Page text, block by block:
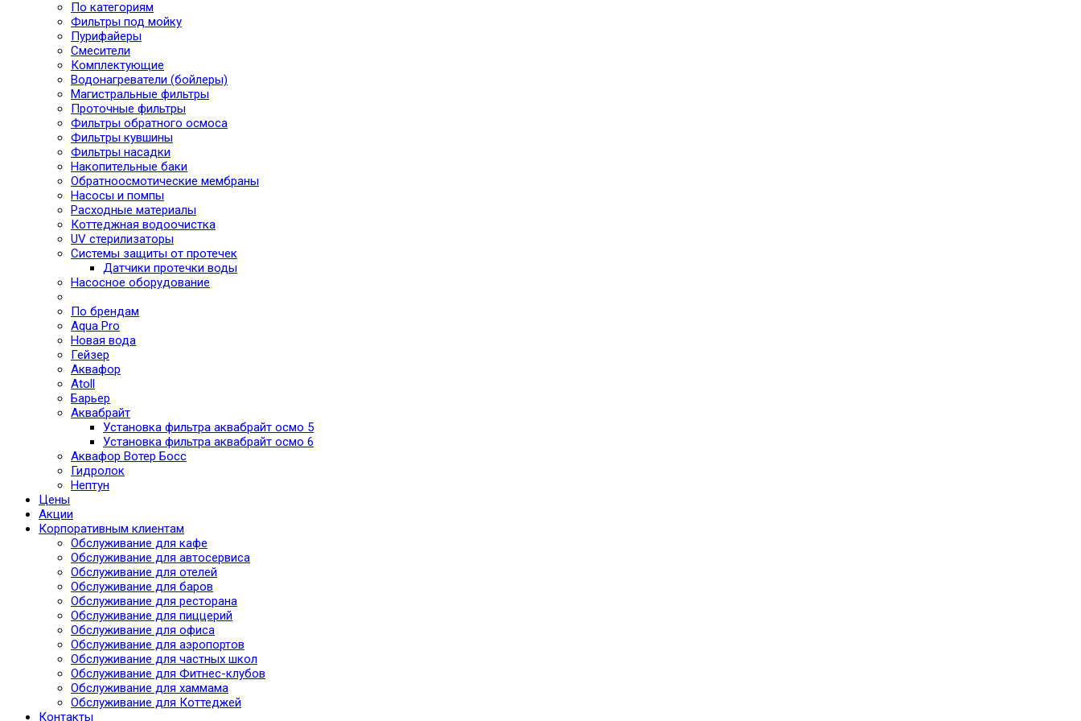
По категориям
Фильтры под мойку
Пурифайеры
Смесители
Комплектующие
Водонагреватели (бойлеры)
Магистральные фильтры
Проточные фильтры
Фильтры обратного осмоса
Фильтры кувшины
Фильтры насадки
Накопительные баки
Обратноосмотические мембраны
Насосы и помпы
Расходные материалы
Коттеджная водоочистка
UV стерилизаторы
Системы защиты от протечек
Датчики протечки воды
Насосное оборудование
По брендам
Aqua Pro
Новая вода
Гейзер
Аквафор
Atoll
Барьер
Аквабрайт
Установка фильтра аквабрайт осмо 5
Установка фильтра аквабрайт осмо 6
Аквафор Вотер Босс
Гидролок
Нептун
Цены
Акции
Корпоративным клиентам
Обслуживание для кафе
Обслуживание для автосервиса
Обслуживание для отелей
Обслуживание для баров
Обслуживание для ресторана
Обслуживание для пиццерий
Обслуживание для офиса
Обслуживание для аэропортов
Обслуживание для частных школ
Обслуживание для Фитнес-клубов
Обслуживание для хаммама
Обслуживание для Коттеджей
Контакты